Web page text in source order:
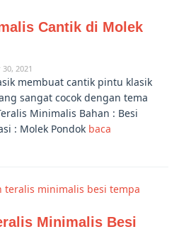
Cantik di Molek
2021
membuat cantik pintu klasik
sangat cocok dengan tema
Minimalis Bahan : Besi
: Molek Pondok baca
Minimalis Besi